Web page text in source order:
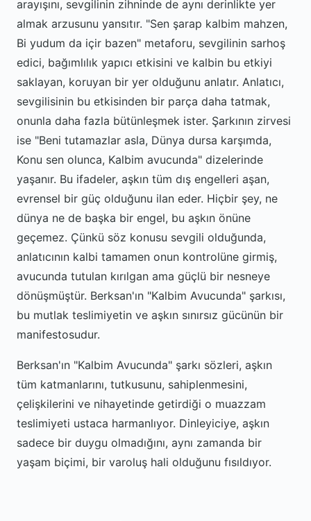
arayışını, sevgilinin zihninde de aynı derinlikte yer
almak arzusunu yansıtır. "Sen şarap kalbim mahzen,
Bi yudum da içir bazen" metaforu, sevgilinin sarhoş
edici, bağımlılık yapıcı etkisini ve kalbin bu etkiyi
saklayan, koruyan bir yer olduğunu anlatır. Anlatıcı,
sevgilisinin bu etkisinden bir parça daha tatmak,
onunla daha fazla bütünleşmek ister. Şarkının zirvesi
ise "Beni tutamazlar asla, Dünya dursa karşımda,
Konu sen olunca, Kalbim avucunda" dizelerinde
yaşanır. Bu ifadeler, aşkın tüm dış engelleri aşan,
evrensel bir güç olduğunu ilan eder. Hiçbir şey, ne
dünya ne de başka bir engel, bu aşkın önüne
geçemez. Çünkü söz konusu sevgili olduğunda,
anlatıcının kalbi tamamen onun kontrolüne girmiş,
avucunda tutulan kırılgan ama güçlü bir nesneye
dönüşmüştür. Berksan'ın "Kalbim Avucunda" şarkısı,
bu mutlak teslimiyetin ve aşkın sınırsız gücünün bir
manifestosudur.
Berksan'ın "Kalbim Avucunda" şarkı sözleri, aşkın
tüm katmanlarını, tutkusunu, sahiplenmesini,
çelişkilerini ve nihayetinde getirdiği o muazzam
teslimiyeti ustaca harmanlıyor. Dinleyiciye, aşkın
sadece bir duygu olmadığını, aynı zamanda bir
yaşam biçimi, bir varoluş hali olduğunu fısıldıyor.